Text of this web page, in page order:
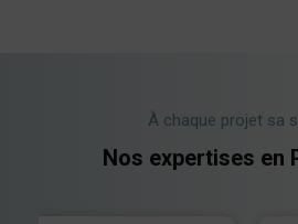
À chaque projet sa
Nos expertises en